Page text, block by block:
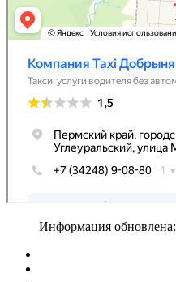
Информация обновлена: